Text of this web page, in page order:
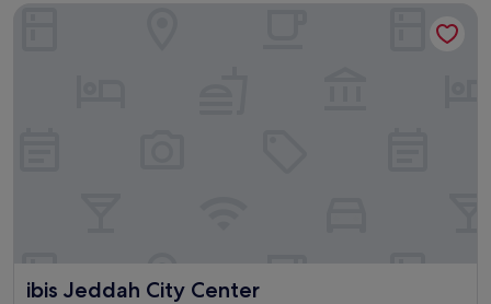
ibis Jeddah City Center
ibis Jeddah City Center
ibis Jeddah City Center